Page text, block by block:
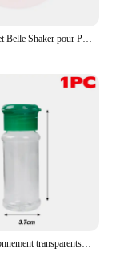
Mini Salière et Belle Shaker pour Pique-Nique, Boîte à Déjeuner de Cuisine en Plein Air, Épices de Voyage, Couvercle Coloré Transparent, Distributeur de Bocaux Scellés en Plastique
Pots d'assaisonnement transparents, salière, poivrière, bouteilles d'épices, boîtes de rangement de condiments, conteneur de stockage de poudre, outils de cuisine